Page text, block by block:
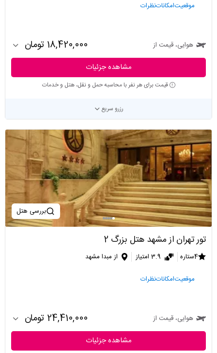
موقعیتامکاناتنظرات
هوایی، قیمت از 18,420,000 تومان
مشاهده جزئیات
قیمت برای هر نفر با محاسبه حمل و نقل، هتل و خدمات
رزرو سریع
بررسی هتل
تور تهران از مشهد هتل بزرگ 2
4ستاره 3.9 امتیاز از مبدا مشهد
موقعیتامکاناتنظرات
هوایی، قیمت از 24,410,000 تومان
مشاهده جزئیات